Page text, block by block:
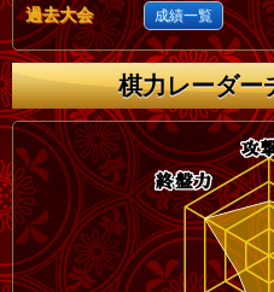
過去大会 成績一覧
棋力レーダー